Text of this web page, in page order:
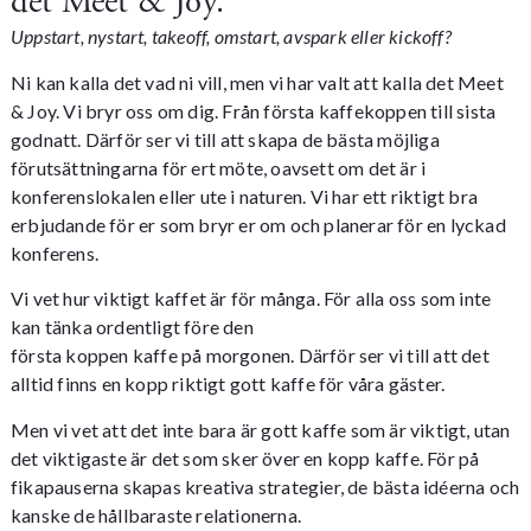
Uppstart, nystart, takeoff, omstart, avspark eller kickoff?
Ni kan kalla det vad ni vill, men vi har valt att kalla det Meet
& Joy. Vi bryr oss om dig. Från första kaffekoppen till sista
godnatt. Därför ser vi till att skapa de bästa möjliga
förutsättningarna för ert möte, oavsett om det är i
konferenslokalen eller ute i naturen. Vi har ett riktigt bra
erbjudande för er som bryr er om och planerar för en lyckad
konferens.
Vi vet hur viktigt kaffet är för många. För alla oss som inte
kan tänka ordentligt före den
första koppen kaffe på morgonen. Därför ser vi till att det
alltid finns en kopp riktigt gott kaffe för våra gäster.
Men vi vet att det inte bara är gott kaffe som är viktigt, utan
det viktigaste är det som sker över en kopp kaffe. För på
fikapauserna skapas kreativa strategier, de bästa idéerna och
kanske de hållbaraste relationerna.